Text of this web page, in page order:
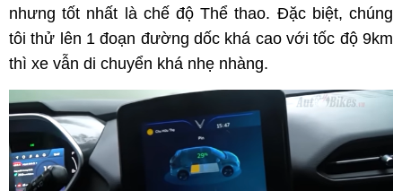
nhưng tốt nhất là chế độ Thể thao. Đặc biệt, chúng
tôi thử lên 1 đoạn đường dốc khá cao với tốc độ 9km
thì xe vẫn di chuyển khá nhẹ nhàng.